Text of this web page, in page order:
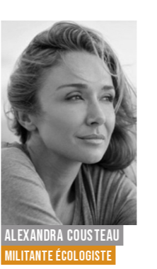
ALAIN MARTY
HOMME POLITIQUE